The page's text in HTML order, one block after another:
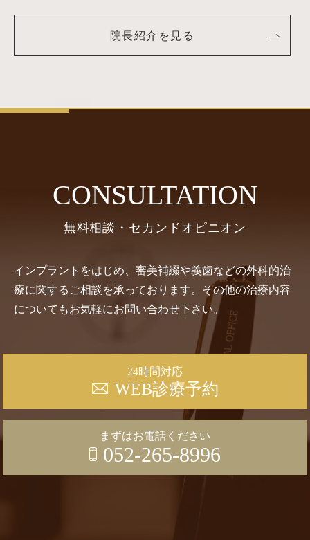
院長紹介を見る
CONSULTATION
無料相談・セカンドオピニオン
インプラントをはじめ、審美補綴や義歯などの外科的治
療に関するご相談を承っております。その他の治療内容
についてもお気軽にお問い合わせ下さい。
24時間対応
WEB診療予約
まずはお電話ください
052-265-8996